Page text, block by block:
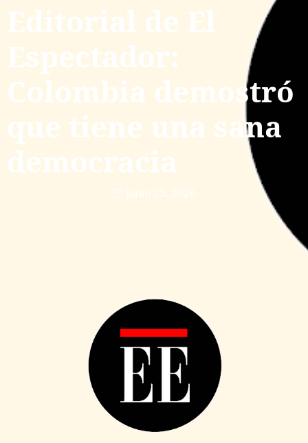
Editorial de El
Espectador:
Colombia demostró
que tiene una sana
democracia
junio 23, 2026